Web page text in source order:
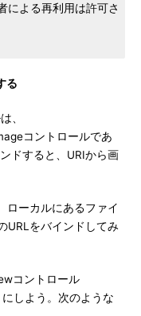
による再利用は許可さ
る
、
コントロールであ
ドすると、URIから画
ローカルにあるファイ
URLをバインドしてみ
コントロール
しよう。次のような